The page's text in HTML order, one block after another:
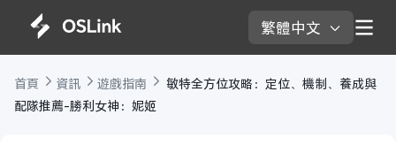
繁體中文
首頁 資訊 遊戲指南
敏特全方位攻略：定位、機制、養成與
配隊推薦-勝利女神：妮姬